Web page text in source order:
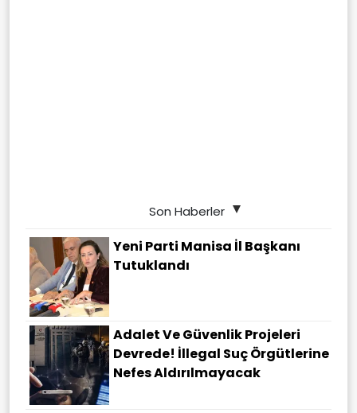
Son Haberler
Yeni Parti Manisa İl Başkanı
Tutuklandı
Adalet Ve Güvenlik Projeleri
Devrede! İllegal Suç Örgütlerine
Nefes Aldırılmayacak